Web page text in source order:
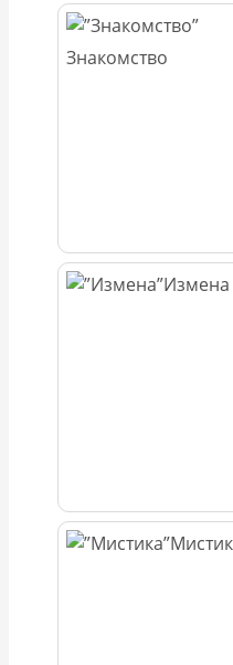
Знакомство
Измена